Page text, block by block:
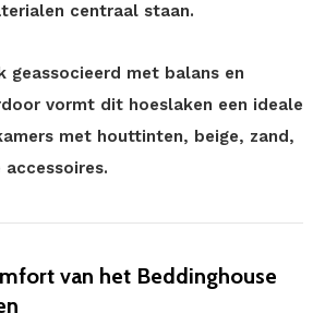
centraal staan.
geassocieerd met balans en
vormt dit hoeslaken een ideale
met houttinten, beige, zand,
van het Beddinghouse